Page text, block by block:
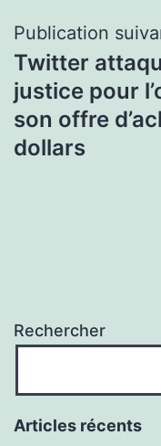
Publication
Twitter
justice pour
son offre
dollars
Rechercher
Articles récents